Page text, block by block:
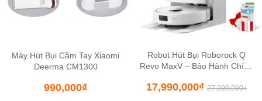
Máy Hút Bụi Cầm Tay Xiaomi
Deerma CM1300
990,000₫
Robot Hút Bụi Roborock Q
Revo MaxV – Bảo Hành Chính
17,990,000₫ 27,000,000₫